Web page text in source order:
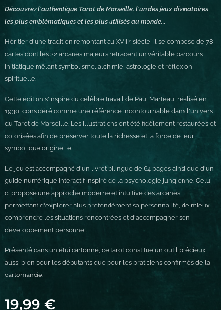
Découvrez l'authentique Tarot de Marseille, l'un des jeux divinatoires
les plus emblématiques et les plus utilisés au monde...
Héritier d'une tradition remontant au XVIIIᵉ siècle, il se compose de 78
cartes dont les 22 arcanes majeurs retracent un véritable parcours
initiatique mêlant symbolisme, alchimie, astrologie et réflexion
spirituelle.
Cette édition s'inspire du célèbre travail de Paul Marteau, réalisé en
1930, considéré comme une référence incontournable dans l'univers
du Tarot de Marseille. Les illustrations ont été fidèlement restaurées et
colorisées afin de préserver toute la richesse et la force de leur
symbolique originelle.
Le jeu est accompagné d'un livret bilingue de 64 pages ainsi que d'un
guide numérique interactif inspiré de la psychologie jungienne. Celui-
ci propose une approche moderne et intuitive des arcanes,
permettant d'explorer plus profondément sa personnalité, de mieux
comprendre les situations rencontrées et d'accompagner son
développement personnel.
Présenté dans un étui cartonné, ce tarot constitue un outil précieux
aussi bien pour les débutants que pour les praticiens confirmés de la
cartomancie.
19,99 €